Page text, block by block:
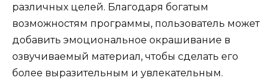
различных целей. Благодаря богатым
возможностям программы, пользователь может
добавить эмоциональное окрашивание в
озвучиваемый материал, чтобы сделать его
более выразительным и увлекательным.